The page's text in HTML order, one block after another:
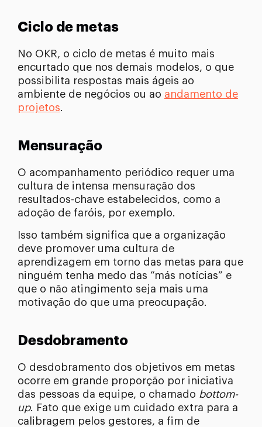
Ciclo de metas
No OKR, o ciclo de metas é muito mais
encurtado que nos demais modelos, o que
possibilita respostas mais ágeis ao
ambiente de negócios ou ao andamento de
projetos.
Mensuração
O acompanhamento periódico requer uma
cultura de intensa mensuração dos
resultados-chave estabelecidos, como a
adoção de faróis, por exemplo.
Isso também significa que a organização
deve promover uma cultura de
aprendizagem em torno das metas para que
ninguém tenha medo das “más notícias” e
que o não atingimento seja mais uma
motivação do que uma preocupação.
Desdobramento
O desdobramento dos objetivos em metas
ocorre em grande proporção por iniciativa
das pessoas da equipe, o chamado bottom-
up. Fato que exige um cuidado extra para a
calibragem pelos gestores, a fim de